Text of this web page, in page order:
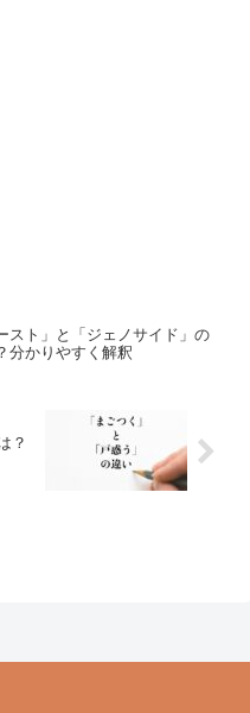
スト」と「ジェノサイド」の
分かりやすく解釈
？